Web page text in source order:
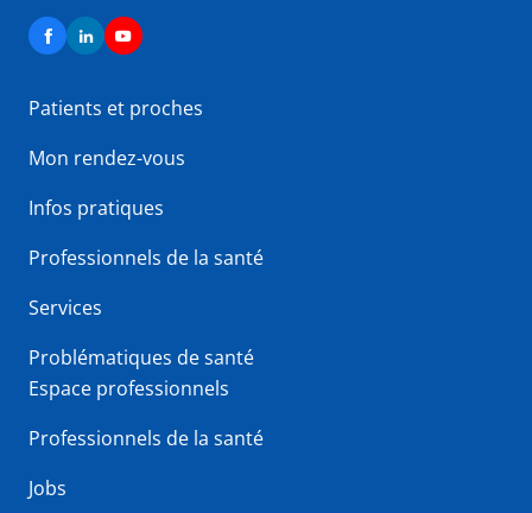
Patients et proches
Mon rendez-vous
Infos pratiques
Professionnels de la santé
Services
Problématiques de santé
Espace professionnels
Professionnels de la santé
Jobs